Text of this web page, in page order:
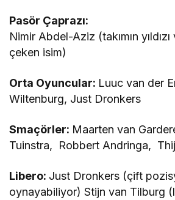
Pasör Çaprazı:
Nimir Abdel-Aziz (takımın
çeken isim)
Orta Oyuncular: Luuc van der
Wiltenburg, Just Dronkers
Smaçörler: Maarten van
Tuinstra, Robbert Andringa,
Libero: Just Dronkers (çift
oynayabiliyor) Stijn van Tilburg